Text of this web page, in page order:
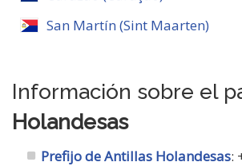
San Martín (Sint Maarten)
Información sobre el
Holandesas
Prefijo de Antillas Holandesas: